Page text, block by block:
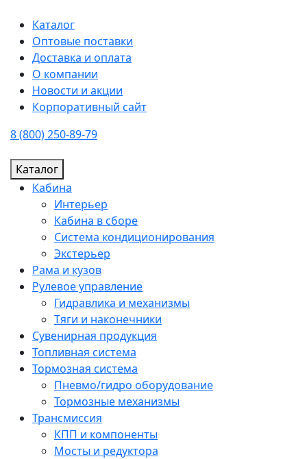
Каталог
Оптовые поставки
Доставка и оплата
О компании
Новости и акции
Корпоративный сайт
8 (800) 250-89-79
Каталог
Кабина
Интерьер
Кабина в сборе
Система кондиционирования
Экстерьер
Рама и кузов
Рулевое управление
Гидравлика и механизмы
Тяги и наконечники
Сувенирная продукция
Топливная система
Тормозная система
Пневмо/гидро оборудование
Тормозные механизмы
Трансмиссия
КПП и компоненты
Мосты и редуктора